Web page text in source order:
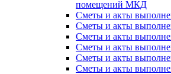
помещений МКД
Сметы и акты
Сметы и акты
Сметы и акты
Сметы и акты
Сметы и акты
Сметы и акты